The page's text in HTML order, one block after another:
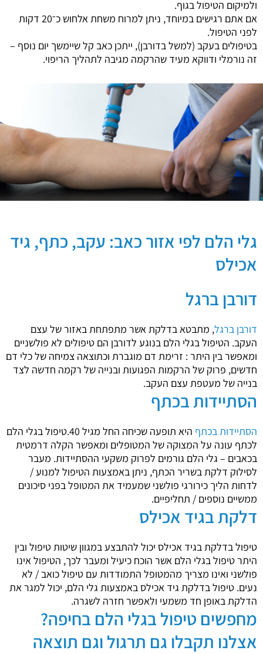
ולמיקום הטיפול בגוף.
אם אתם רגישים במיוחד, ניתן למרוח משחת אלחוש כ־20 דקות
לפני הטיפול.
בטיפולים בעקב (למשל בדורבן), ייתכן כאב קל שיימשך יום נוסף –
זה נורמלי ודווקא מעיד שהרקמה מגיבה לתהליך הריפוי.
גלי הלם לפי אזור כאב: עקב, כתף, גיד
אכילס
דורבן ברגל
דורבן ברגל, מתבטא בדלקת אשר מתפתחת באזור של עצם
העקב. הטיפול בגלי הלם בנוגע לדורבן הם טיפולים לא פולשניים
ומאפשר בין היתר : זרימת דם מוגברת וכתוצאה צמיחה של כלי דם
חדשים, פרוק של הרקמות הפגועות ובנייה של רקמה חדשה לצד
בנייה של מעטפת עצם העקב.
הסתיידות בכתף
הסתיידות בכתף
היא תופעה שכיחה החל מגיל 40.טיפול בגלי הלם
לכתף עונה על המצוקה של המטופלים ומאפשר הקלה דרמטית
בכאבים – גלי הלם גורמים לפרוק משקעי ההסתיידות. מעבר
לסילוק דלקת בשריר הכתף, ניתן באמצעות הטיפול למנוע /
לדחות הליך כירורגי פולשני שמעמיד את המטופל בפני סיכונים
ממשיים נוספים / תחליפיים.
דלקת בגיד אכילס
טיפול בדלקת בגיד אכילס יכול להתבצע במגוון שיטות טיפול ובין
היתר טיפול בגלי הלם אשר הוכח כיעיל ומעבר לכך, הטיפול אינו
פולשני ואינו מצריך מהמטופל התמודדות עם טיפול כואב / לא
נעים. טיפול בדלקת גיד אכילס באמצעות גלי הלם, יכול למגר את
הדלקת באופן חד משמעי ולאפשר חזרה לשגרה.
מחפשים טיפול בגלי הלם בחיפה?
אצלנו תקבלו גם תרגול וגם תוצאה